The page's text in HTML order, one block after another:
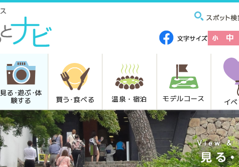
見る･遊ぶ･体
験する
買う･食べる 温泉・宿泊 モデルコース イ